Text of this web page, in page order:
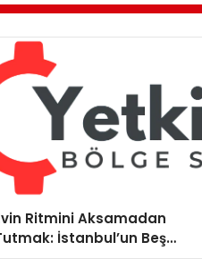
Ritmini Aksamadan
İstanbul’un Beş
Semtinde Samimi Bir